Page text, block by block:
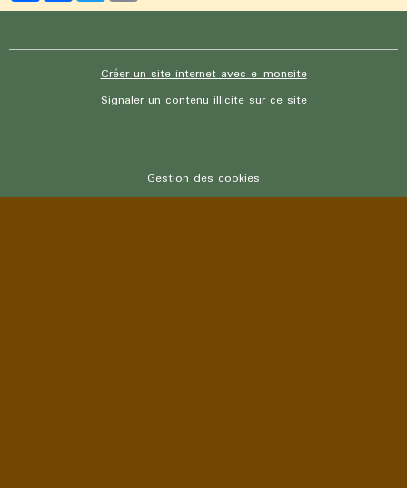
Créer un site internet avec e-monsite
Signaler un contenu illicite sur ce site
Gestion des cookies